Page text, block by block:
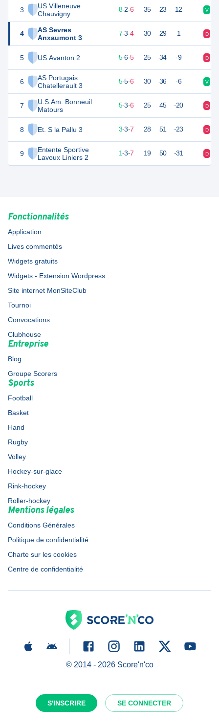
S'INSCRIRE SE CONNECTER
3
US Villeneuve
Chauvigny
4
AS Sevres
Anxaumont 3
5 US Avanton 2
6
AS Portugais
Chatellerault 3
7
U.S.Am. Bonneuil
Matours
8 Et. S la Pallu 3
9
Entente Sportive
Lavoux Liniers 2
8-2-6 35 23 12 V
7-3-4 30 29 1 D
5-6-5 25 34 -9 D
5-5-6 30 36 -6 V
16 5-3-6 25 45 -20 D
3-3-7 28 51 -23 D
0 1-3-7 19 50 -31 D
Fonctionnalités
Application
Lives commentés
Widgets gratuits
Widgets - Extension Wordpress
Site internet MonSiteClub
Tournoi
Convocations
Clubhouse
Entreprise
Blog
Groupe Scorers
Sports
Football
Basket
Hand
Rugby
Volley
Hockey-sur-glace
Rink-hockey
Roller-hockey
Mentions légales
Conditions Générales
Politique de confidentialité
Charte sur les cookies
Centre de confidentialité
© 2014 - 2026Score'n'co